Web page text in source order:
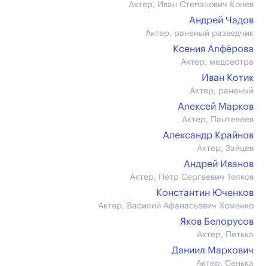
Актер, Иван Степанович Конев
Андрей Чадов
Актер, раненый разведчик
Ксения Алфёрова
Актер, медсестра
Иван Котик
Актер, раненый
Алексей Марков
Актер, Пантелеев
Александр Крайнов
Актер, Зайцев
Андрей Иванов
Актер, Пётр Сергеевич Телков
Константин Юченков
Актер, Василий Афанасьевич Хоменко
Яков Белорусов
Актер, Петька
Даниил Маркович
Актер, Сенька